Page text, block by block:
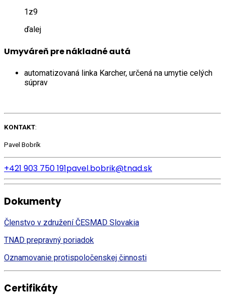
1 z9
ďalej
Umyváreň pre nákladné autá
automatizovaná linka Karcher, určená na umytie celých
súprav
KONTAKT:
Pavel Bobrík
+421 903 750 191pavel.bobrik@tnad.sk
Dokumenty
Členstvo v združení ČESMAD Slovakia
TNAD prepravný poriadok
Oznamovanie protispoločenskej činnosti
Certifikáty